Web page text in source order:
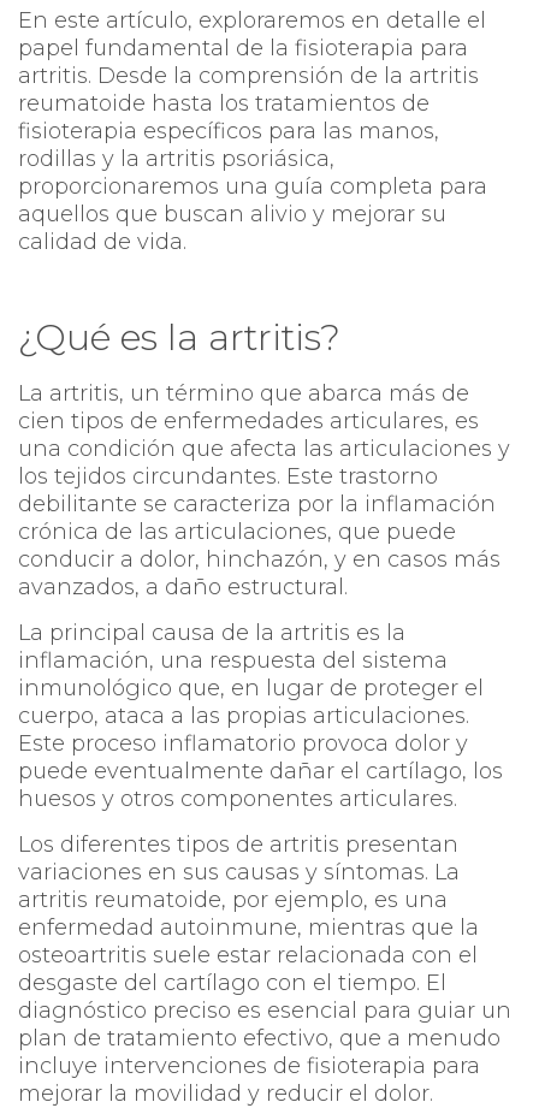
En este artículo, exploraremos en detalle el
papel fundamental de la fisioterapia para
artritis. Desde la comprensión de la artritis
reumatoide hasta los tratamientos de
fisioterapia específicos para las manos,
rodillas y la artritis psoriásica,
proporcionaremos una guía completa para
aquellos que buscan alivio y mejorar su
calidad de vida.
¿Qué es la artritis?
La artritis, un término que abarca más de
cien tipos de enfermedades articulares, es
una condición que afecta las articulaciones y
los tejidos circundantes. Este trastorno
debilitante se caracteriza por la inflamación
crónica de las articulaciones, que puede
conducir a dolor, hinchazón, y en casos más
avanzados, a daño estructural.
La principal causa de la artritis es la
inflamación, una respuesta del sistema
inmunológico que, en lugar de proteger el
cuerpo, ataca a las propias articulaciones.
Este proceso inflamatorio provoca dolor y
puede eventualmente dañar el cartílago, los
huesos y otros componentes articulares.
Los diferentes tipos de artritis presentan
variaciones en sus causas y síntomas. La
artritis reumatoide, por ejemplo, es una
enfermedad autoinmune, mientras que la
osteoartritis suele estar relacionada con el
desgaste del cartílago con el tiempo. El
diagnóstico preciso es esencial para guiar un
plan de tratamiento efectivo, que a menudo
incluye intervenciones de fisioterapia para
mejorar la movilidad y reducir el dolor.